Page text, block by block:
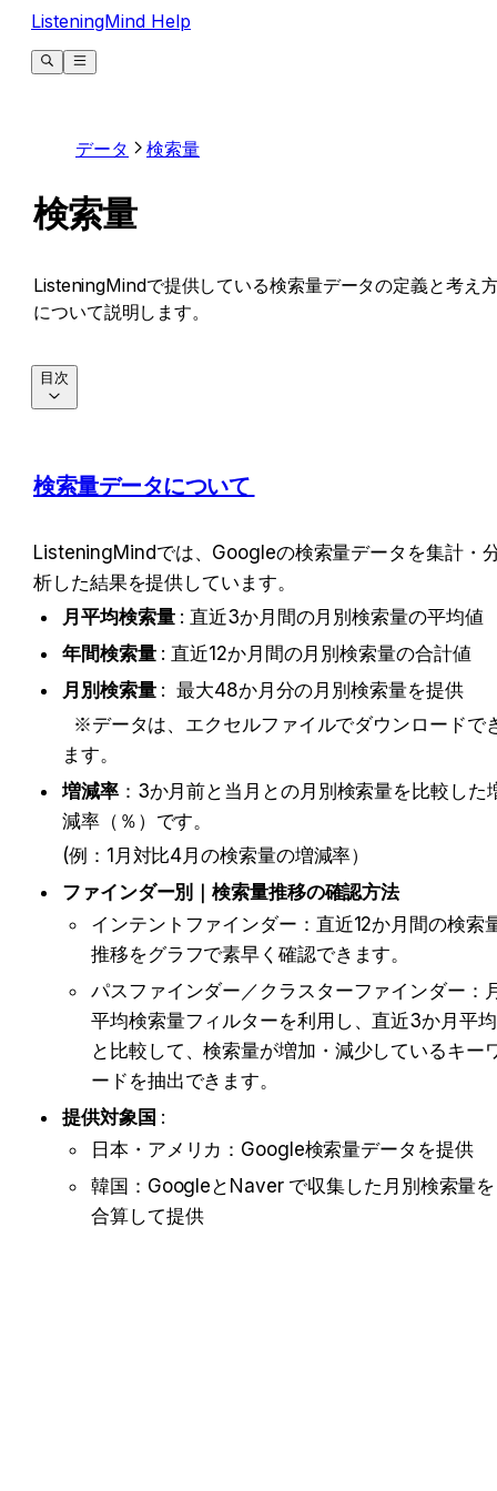
ListeningMind Help
データ 検索量
検索量
ListeningMindで提供している検索量データの定義と考え
について説明します。
検索量データについて
ListeningMindでは、Googleの検索量データを集計・
析した結果を提供しています。
月平均検索量 : 直近3か月間の月別検索量の平均値
年間検索量 : 直近12か月間の月別検索量の合計値
月別検索量 :  最大48か月分の月別検索量を提供
ます。
増減率：3か月前と当月との月別検索量を比較した
減率（％）です。
(例： 1月対比4月の検索量の増減率）
ファインダー別｜検索量推移の確認方法
インテントファインダー：直近12か月間の検索
推移をグラフで素早く確認できます。
パスファインダー／クラスターファインダー：
平均検索量フィルターを利用し、直近3か月平均
と比較して、検索量が増加・減少しているキー
ードを抽出できます。
提供対象国 :
日本・アメリカ：Google検索量データを提供
韓国：GoogleとNaver で収集した月別検索量を
合算して提供
目次